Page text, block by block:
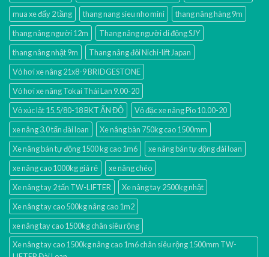
mua xe đẩy 2 tầng
thang nang sieu nho mini
thang nâng hàng 9m
thang nâng người 12m
Thang nâng người di động SJY
thang nâng nhật 9m
Thang nâng đôi Nichi-lift Japan
Vỏ hơi xe nâng 21x8-9 BRIDGESTONE
Vỏ hơi xe nâng Tokai Thái Lan 9.00-20
Vỏ xúc lật 15.5/80-18 BKT ẤN ĐỘ
Vỏ đặc xe nâng Pio 10.00-20
xe nâng 3.0 tấn đài loan
Xe nâng bàn 750kg cao 1500mm
Xe nâng bán tự động 1500 kg cao 1m6
xe nâng bán tự động đài loan
xe nâng cao 1000kg giá rẻ
xe nâng chéo
Xe nâng tay 2 tấn TW-LIFTER
Xe nâng tay 2500kg nhật
Xe nâng tay cao 500kg nâng cao 1m2
xe nâng tay cao 1500kg chân siêu rộng
Xe nâng tay cao 1500kg nâng cao 1m6 chân siêu rộng 1500mm TW-